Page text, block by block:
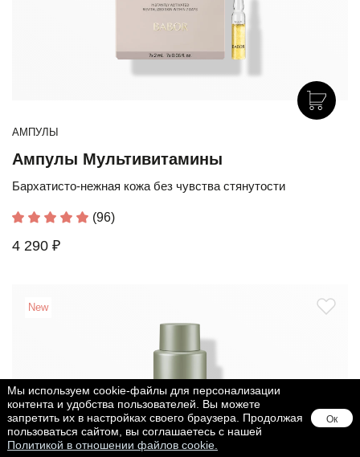
АМПУЛЫ
Ампулы Мультивитамины
Бархатисто-нежная кожа без чувства стянутости
(96)
4 290 ₽
New
Мы используем cookie-файлы для персонализации
контента и удобства пользователей. Вы можете
запретить их в настройках своего браузера. Продолжая
пользоваться сайтом, вы соглашаетесь с нашей
Политикой в отношении файлов cookie.
Ок